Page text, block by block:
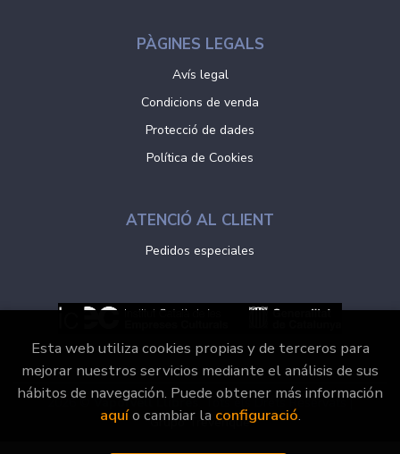
PÀGINES LEGALS
Avís legal
Condicions de venda
Protecció de dades
Política de Cookies
ATENCIÓ AL CLIENT
Pedidos especiales
2026 © Vaporvell Llibres. Tots els Drets Reservats |
Grupo Trevenque
Esta web utiliza cookies propias y de terceros para
mejorar nuestros servicios mediante el análisis de sus
hábitos de navegación. Puede obtener más información
aquío cambiar la configuració.